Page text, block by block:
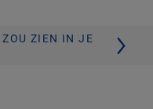
ZIEN IN JE